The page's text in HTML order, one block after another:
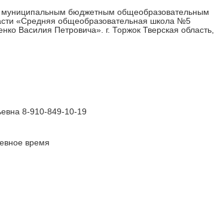
бюджетным общеобразовательным
«Средняя общеобразовательная школа №5
Василия Петровича». г. Торжок Тверская область,
8-910-849-10-19
время